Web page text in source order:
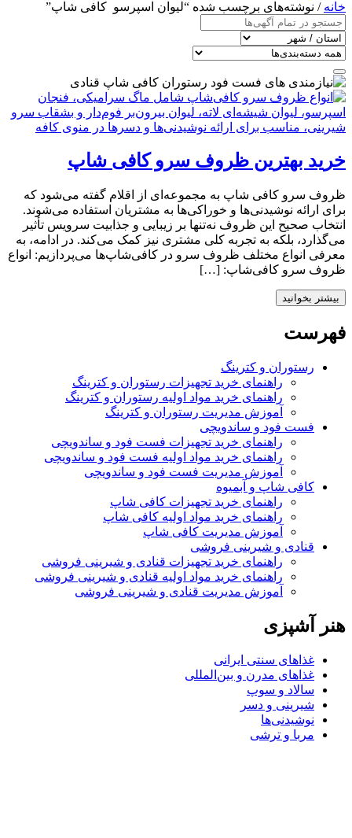
خانه / نوشته‌های برچسب شده “لیوان‌ اسپرسو کافی شاپ”
خرید بهترین ظروف سرو کافی‌ شاپ
ظروف سرو کافی‌ شاپ به مجموعه‌ای از اقلام گفته می‌شود که
برای ارائه نوشیدنی‌ها و خوراکی‌ها به مشتریان استفاده می‌شوند.
انتخاب صحیح این ظروف نه‌تنها بر زیبایی و جذابیت سرویس تأثیر
می‌گذارد، بلکه به تجربه کلی مشتری نیز کمک می‌کند. در ادامه، به
معرفی انواع مختلف ظروف سرو در کافی‌شاپ‌ها می‌پردازیم: انواع
ظروف سرو کافی‌شاپ: […]
بیشتر بخوانید
فهرست
رستوران و کترینگ
راهنمای خرید تجهیزات رستوران و کترینگ
راهنمای خرید مواد اولیه رستوران و کترینگ
آموزش مدیریت رستوران و کترینگ
فست فود و ساندویچی
راهنمای خرید تجهیزات فست فود و ساندویچی
راهنمای خرید مواد اولیه فست فود و ساندویچی
آموزش مدیریت فست فود و ساندویچی
کافی شاپ و آبمیوه
راهنمای خرید تجهیزات کافی شاپ
راهنمای خرید مواد اولیه کافی‌ شاپ‌
آموزش مدیریت کافی شاپ
قنادی و شیرینی فروشی
راهنمای خرید تجهیزات قنادی و شیرینی فروشی
راهنمای خرید مواد اولیه قنادی و شیرینی فروشی
آموزش مدیریت قنادی و شیرینی فروشی
هنر آشپزی
غذاهای سنتی ایرانی
غذاهای مدرن و بین‌المللی
سالاد و سوپ
شیرینی و دسر
نوشیدنی‌ها
مربا و ترشی